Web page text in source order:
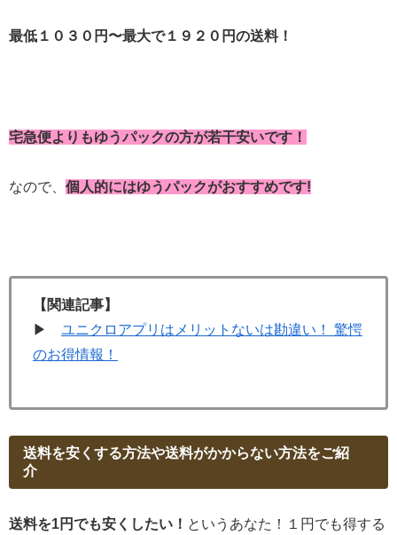
最低 １０３０円 〜最大で１９２０円の送料！
宅急便よりもゆうパックの方が若干安いです！
なので、 個人的にはゆうパックがおすすめです!
【関連記事】
▶ ユニクロアプリはメリットないは勘違い！ 驚愕
のお得情報！
送料を安くする方法や送料がかからない方法をご紹
介
送料を1円でも安くしたい！ というあなた！１円でも得する